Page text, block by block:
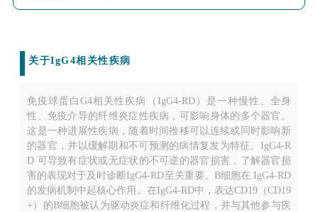
关于IgG4相关性疾病
免疫球蛋白G4相关性疾病（IgG4-RD）是一种慢性、全身
性、免疫介导的纤维炎症性疾病，可影响身体的多个器官。
这是一种进展性疾病，随着时间推移可以连续或同时影响新
的器官，并以缓解期和不可预测的病情复发为特征。IgG4-R
D 可导致有症状或无症状的不可逆的器官损害，了解器官损
害的表现对于及时诊断IgG4-RD至关重要。B细胞在 IgG4-RD
的发病机制中起核心作用。在IgG4-RD中，表达CD19（CD19
+）的B细胞被认为驱动炎症和纤维化过程，并与其他参与疾